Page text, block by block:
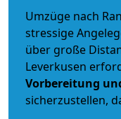
Umzüge nach
stressige
über große
Leverkusen
Vorbereitung
sicherzustellen,